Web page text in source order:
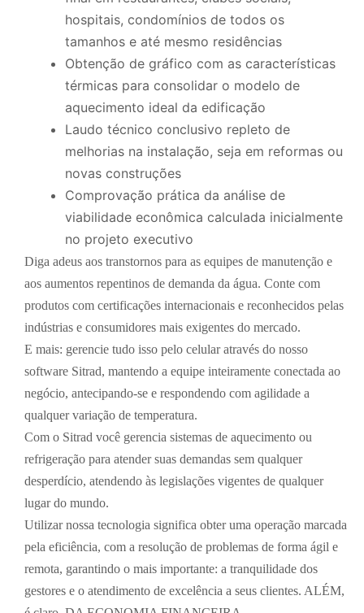
hospitais, condomínios de todos os
tamanhos e até mesmo residências
Obtenção de gráfico com as características
térmicas para consolidar o modelo de
aquecimento ideal da edificação
Laudo técnico conclusivo repleto de
melhorias na instalação, seja em reformas ou
novas construções
Comprovação prática da análise de
viabilidade econômica calculada inicialmente
no projeto executivo
Diga adeus aos transtornos para as equipes de manutenção e
aos aumentos repentinos de demanda da água. Conte com
produtos com certificações internacionais e reconhecidos pelas
indústrias e consumidores mais exigentes do mercado.
E mais: gerencie tudo isso pelo celular através do nosso
software Sitrad, mantendo a equipe inteiramente conectada ao
negócio, antecipando-se e respondendo com agilidade a
qualquer variação de temperatura.
Com o Sitrad você gerencia sistemas de aquecimento ou
refrigeração para atender suas demandas sem qualquer
desperdício, atendendo às legislações vigentes de qualquer
lugar do mundo.
Utilizar nossa tecnologia significa obter uma operação marcada
pela eficiência, com a resolução de problemas de forma ágil e
remota, garantindo o mais importante: a tranquilidade dos
gestores e o atendimento de excelência a seus clientes. ALÉM,